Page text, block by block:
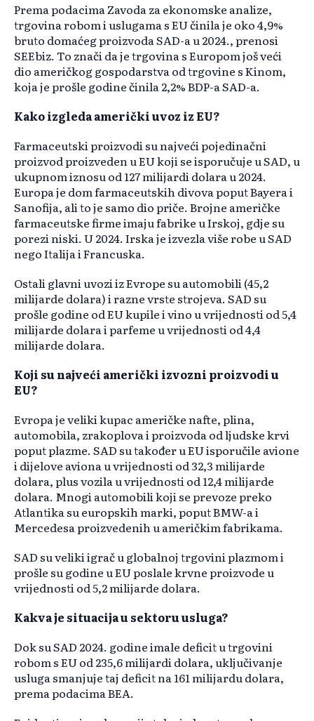
Prema podacima Zavoda za ekonomske analize,
trgovina robom i uslugama s EU činila je oko 4,9%
bruto domaćeg proizvoda SAD-a u 2024., prenosi
SEEbiz. To znači da je trgovina s Europom još veći
dio američkog gospodarstva od trgovine s Kinom,
koja je prošle godine činila 2,2% BDP-a SAD-a.
Kako izgleda američki uvoz iz EU?
Farmaceutski proizvodi su najveći pojedinačni
proizvod proizveden u EU koji se isporučuje u SAD, u
ukupnom iznosu od 127 milijardi dolara u 2024.
Europa je dom farmaceutskih divova poput Bayera i
Sanofija, ali to je samo dio priče. Brojne američke
farmaceutske firme imaju fabrike u Irskoj, gdje su
porezi niski. U 2024. Irska je izvezla više robe u SAD
nego Italija i Francuska.
Ostali glavni uvozi iz Evrope su automobili (45,2
milijarde dolara) i razne vrste strojeva. SAD su
prošle godine od EU kupile i vino u vrijednosti od 5,4
milijarde dolara i parfeme u vrijednosti od 4,4
milijarde dolara.
Koji su najveći američki izvozni proizvodi u
EU?
Evropa je veliki kupac američke nafte, plina,
automobila, zrakoplova i proizvoda od ljudske krvi
poput plazme. SAD su također u EU isporučile avione
i dijelove aviona u vrijednosti od 32,3 milijarde
dolara, plus vozila u vrijednosti od 12,4 milijarde
dolara. Mnogi automobili koji se prevoze preko
Atlantika su europskih marki, poput BMW-a i
Mercedesa proizvedenih u američkim fabrikama.
SAD su veliki igrač u globalnoj trgovini plazmom i
prošle su godine u EU poslale krvne proizvode u
vrijednosti od 5,2 milijarde dolara.
Kakva je situacija u sektoru usluga?
Dok su SAD 2024. godine imale deficit u trgovini
robom s EU od 235,6 milijardi dolara, uključivanje
usluga smanjuje taj deficit na 161 milijardu dolara,
prema podacima BEA.